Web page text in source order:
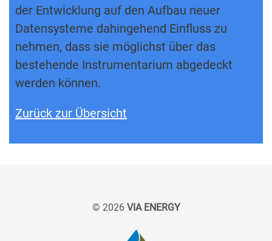
der Entwicklung auf den Aufbau neuer
Datensysteme dahingehend Einfluss zu
nehmen, dass sie möglichst über das
bestehende Instrumentarium abgedeckt
werden können.
Zurück zur Übersicht
© 2026 VIA ENERGY